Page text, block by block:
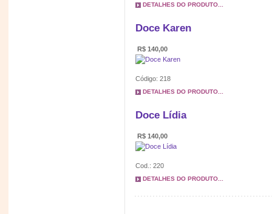
DETALHES DO PRODUTO...
Doce Karen
R$ 140,00
Código: 218
DETALHES DO PRODUTO...
Doce Lídia
R$ 140,00
Cod.: 220
DETALHES DO PRODUTO...